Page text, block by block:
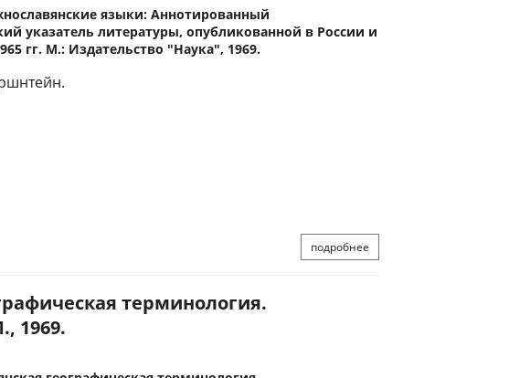
языки: Аннотированный
указатель литературы, опубликованной в России и
гг. М.: Издательство "Наука", 1969.
подробнее
терминология.
1969.